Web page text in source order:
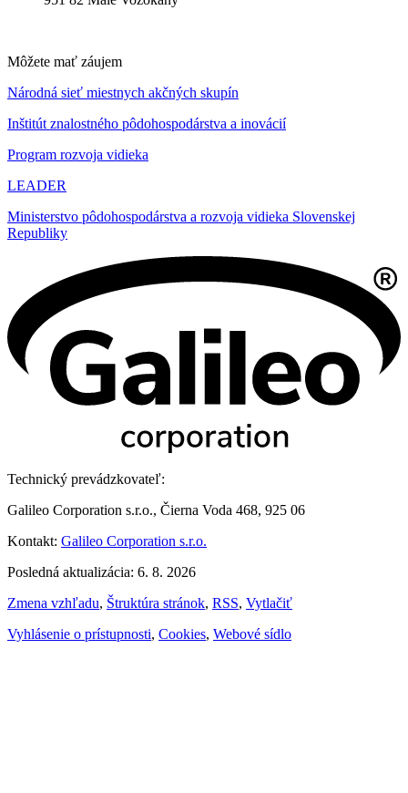
Môžete mať záujem
Národná sieť miestnych akčných skupín
Inštitút znalostného pôdohospodárstva a inovácií
Program rozvoja vidieka
LEADER
Ministerstvo pôdohospodárstva a rozvoja vidieka Slovenskej
Republiky
Technický prevádzkovateľ:
Galileo Corporation s.r.o., Čierna Voda 468, 925 06
Kontakt: Galileo Corporation s.r.o.
Posledná aktualizácia: 6. 8. 2026
Zmena vzhľadu, Štruktúra stránok, RSS, Vytlačiť
Vyhlásenie o prístupnosti, Cookies, Webové sídlo